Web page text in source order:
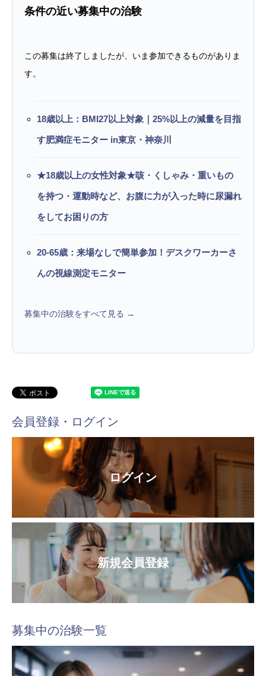
条件の近い募集中の治験
この募集は終了しましたが、いま参加できるものがありま
す。
18歳以上：BMI27以上対象｜25%以上の減量を目指
す肥満症モニター in東京・神奈川
★18歳以上の女性対象★咳・くしゃみ・重いもの
を持つ・運動時など、お腹に力が入った時に尿漏れ
をしてお困りの方
20-65歳：来場なしで簡単参加！デスクワーカーさ
んの視線測定モニター
募集中の治験をすべて見る →
会員登録・ログイン
ログイン
新規会員登録
募集中の治験一覧